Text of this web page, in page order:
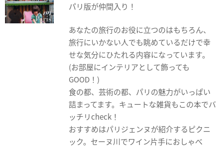
パリ版が仲間入り！
あなたの旅行のお役に立つのはもちろん、
旅行にいかない人でも眺めているだけで幸
せな気分にひたれる内容になっています。
(お部屋にインテリアとして飾っても
GOOD！)
食の都、芸術の都、パリの魅力がいっぱい
詰まってます。キュートな雑貨もこの本でバ
ッチリcheck！
おすすめはパリジェンヌが紹介するピクニ
ック。セーヌ川でワイン片手におしゃべ